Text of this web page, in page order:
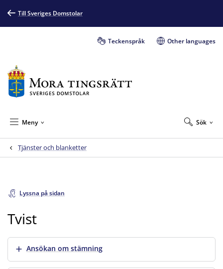
Till Sveriges Domstolar
Teckenspråk Other languages
Sök
Meny
Tjänster och blanketter
Lyssna på sidan
Tvist
Visa merAnsökan om stämning